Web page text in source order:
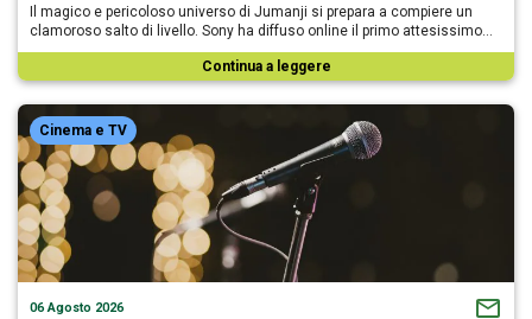
Il magico e pericoloso universo di Jumanji si prepara a compiere un
clamoroso salto di livello. Sony ha diffuso online il primo attesissimo…
Continua a leggere
Cinema e TV
06 Agosto 2026